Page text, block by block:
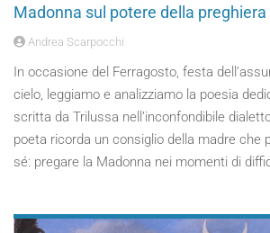
Madonna sul potere della preghiera
Andrea Scarpocchi
In occasione del Ferragosto, festa
cielo, leggiamo e analizziamo la poesia
scritta da Trilussa nell’inconfondibile
poeta ricorda un consiglio della madre che
sé: pregare la Madonna nei momenti di